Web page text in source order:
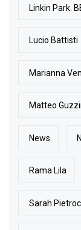
Linkin Park.
Lucio Battisti
Marianna
Matteo
News
Rama Lila
Sarah